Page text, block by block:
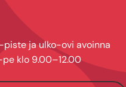
piste ja ulko-ovi avoinna
klo 9.00–12.00